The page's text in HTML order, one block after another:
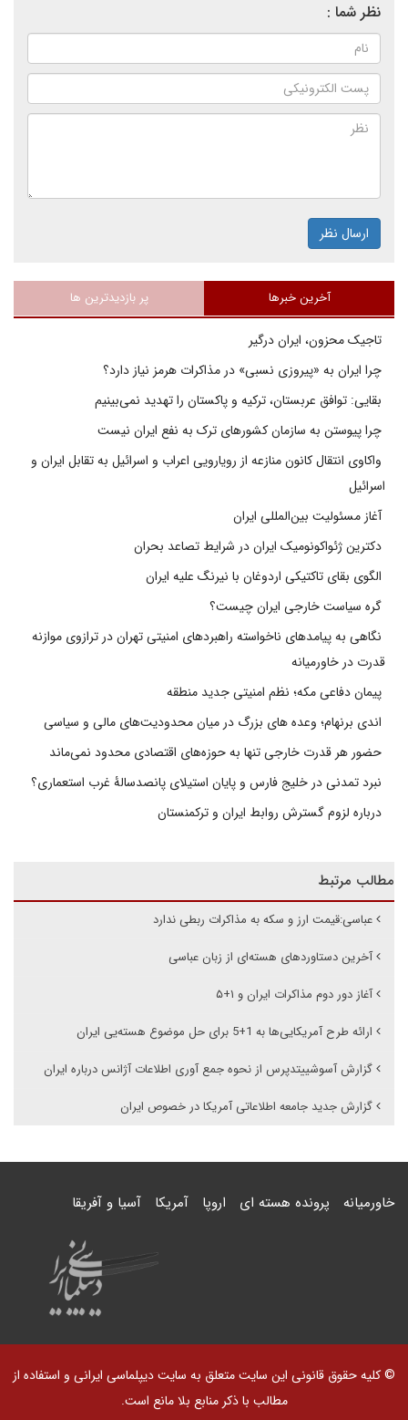
نظر شما :
ارسال نظر
آخرین خبرها پر بازدیدترین ها
تاجیک محزون، ایران درگیر
چرا ایران به «پیروزی نسبی» در مذاکرات هرمز نیاز دارد؟
بقایی: توافق عربستان، ترکیه و پاکستان را تهدید نمی‌بینیم
چرا پیوستن به سازمان کشورهای ترک به نفع ایران نیست
واکاوی انتقال کانون منازعه از رویارویی اعراب و اسرائیل به تقابل ایران و
اسرائیل
آغاز مسئولیت بین‌المللی ایران
دکترین ژئواکونومیک ایران در شرایط تصاعد بحران
الگوی بقای تاکتیکی اردوغان با نیرنگ علیه ایران
گره سیاست خارجی ایران چیست؟
نگاهی به پیامدهای ناخواسته راهبردهای امنیتی تهران در ترازوی موازنه
قدرت در خاورمیانه
پیمان دفاعی مکه؛ نظم امنیتی جدید منطقه
اندی برنهام؛ وعده های بزرگ در میان محدودیت‌های مالی و سیاسی
حضور هر قدرت خارجی تنها به حوزه‌های اقتصادی محدود نمی‌ماند
نبرد تمدنی در خلیج فارس و پایان استیلای پانصدسالۀ غرب استعماری؟
درباره لزوم گسترش روابط ایران و ترکمنستان
مطالب مرتبط
عباسی:قیمت ارز و سکه به مذاکرات ربطی ندارد
آخرین دستاوردهای هسته‌ای از زبان عباسی
آغاز دور دوم مذاکرات ایران و ۱+۵
ارائه طرح آمریکایی‌ها به 1+5 برای حل موضوع هسته‌یی ایران
گزارش آسوشییتدپرس از نحوه جمع آوری اطلاعات آژانس درباره ایران
گزارش جدید جامعه اطلاعاتی آمریکا در خصوص ایران
خاورمیانه پرونده هسته ای اروپا آمریکا آسیا و آفریقا
© کلیه حقوق قانونی این سایت متعلق به سایت دیپلماسی ایرانی و استفاده از
مطالب با ذکر منابع بلا مانع است.